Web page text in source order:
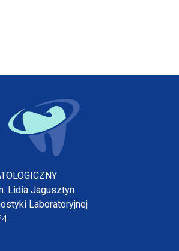
Lidia Jagusztyn
Laboratoryjnej